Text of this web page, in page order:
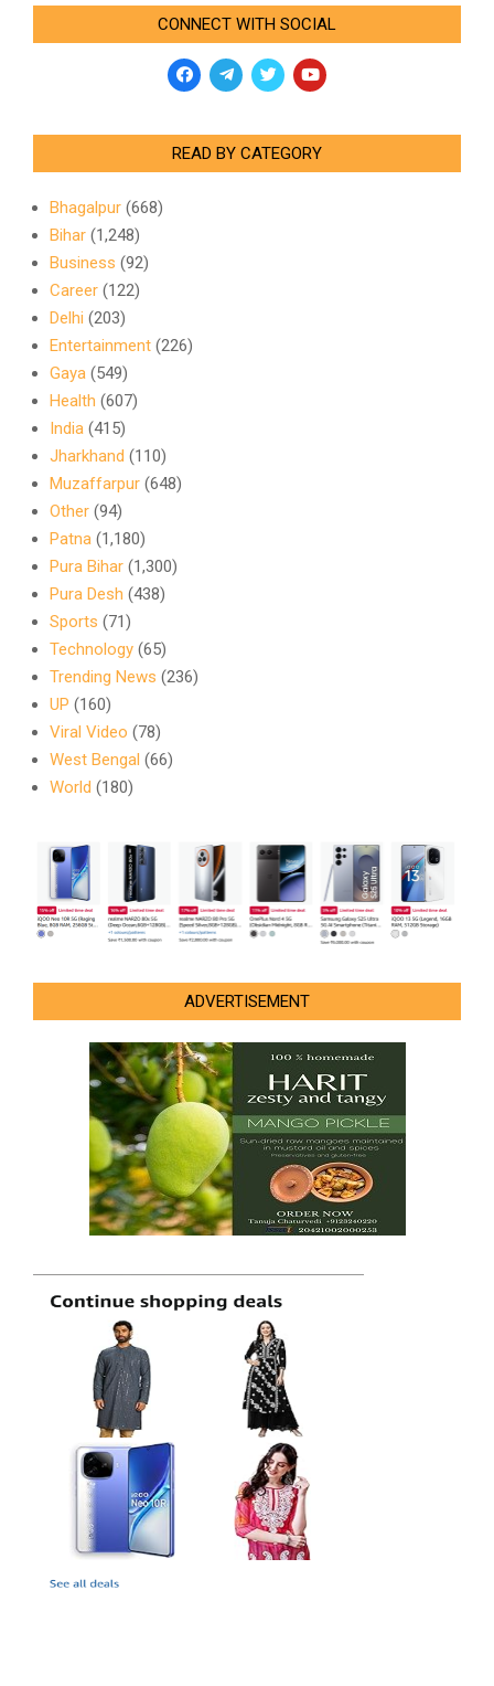
CONNECT WITH SOCIAL
READ BY CATEGORY
Bhagalpur (668)
Bihar (1,248)
Business (92)
Career (122)
Delhi (203)
Entertainment (226)
Gaya (549)
Health (607)
India (415)
Jharkhand (110)
Muzaffarpur (648)
Other (94)
Patna (1,180)
Pura Bihar (1,300)
Pura Desh (438)
Sports (71)
Technology (65)
Trending News (236)
UP (160)
Viral Video (78)
West Bengal (66)
World (180)
ADVERTISEMENT